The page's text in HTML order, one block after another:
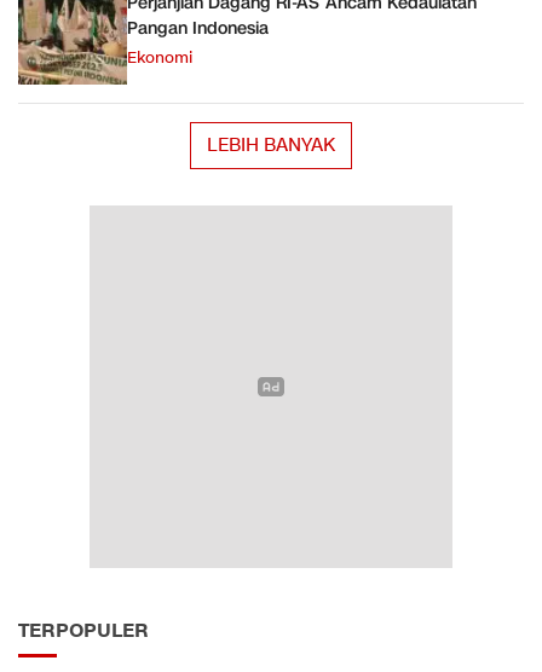
Pangan Indonesia
Ekonomi
LEBIH BANYAK
TERPOPULER